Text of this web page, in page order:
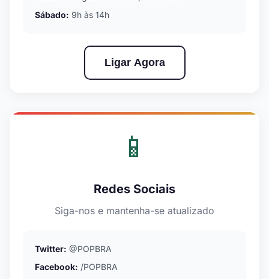
Sábado: 9h às 14h
Ligar Agora
📱
Redes Sociais
Siga-nos e mantenha-se atualizado
Twitter: @POPBRA
Facebook: /POPBRA